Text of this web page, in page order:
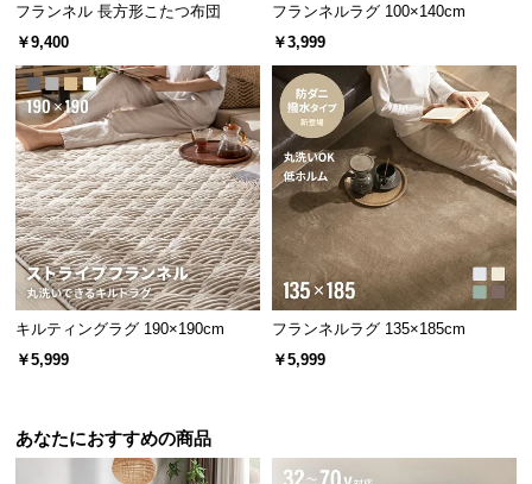
つ
い
て
搬
入
経
路
に
つ
い
て
キ
ャ
フランネル 長方形こたつ布団
￥9,400
フランネルラグ 100×140cm
￥3,999
キルティングラグ 190×190cm
￥5,999
フランネルラグ 135×185cm
￥5,999
あなたにおすすめの商品